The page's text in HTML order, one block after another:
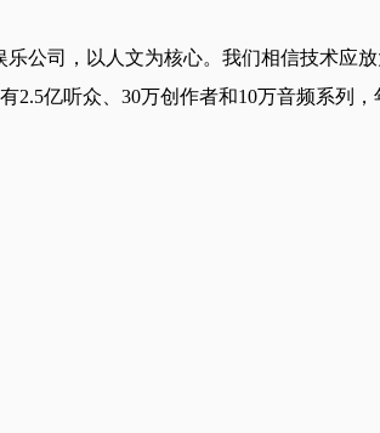
乐公司，以人文为核心。我们相信技术
2.5亿听众、30万创作者和10万音频系列，